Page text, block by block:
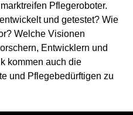
Pflegeroboter.
und getestet? Wie
Welche Visionen
Entwicklern und
kommen auch die
und Pflegebedürftigen zu